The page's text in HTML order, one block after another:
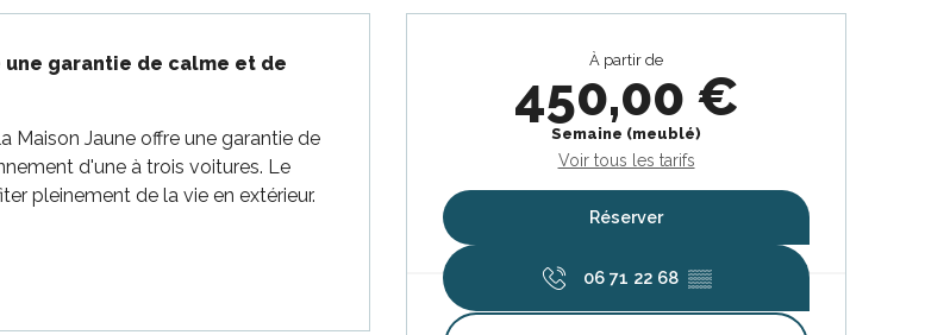
Ouverture et coordonnées
À partir de
450,00 €
Semaine (meublé)
Voir tous les tarifs
Réserver
06 71 22 68 ▒▒
une garantie de calme et de
Maison Jaune offre une garantie de
d'une à trois voitures. Le
pleinement de la vie en extérieur.